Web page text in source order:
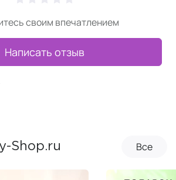
своим впечатлением
Написать отзыв
Shop.ru Все